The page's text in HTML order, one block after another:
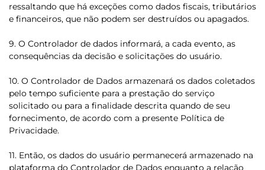
ressaltando que há exceções como dados fiscais, tributários
e financeiros, que não podem ser destruídos ou apagados.
9. O Controlador de dados informará, a cada evento, as
consequências da decisão e solicitações do usuário.
10. O Controlador de Dados armazenará os dados coletados
pelo tempo suficiente para a prestação do serviço
solicitado ou para a finalidade descrita quando de seu
fornecimento, de acordo com a presente Política de
Privacidade.
11. Então, os dados do usuário permanecerá armazenado na
plataforma do Controlador de Dados enquanto a relação